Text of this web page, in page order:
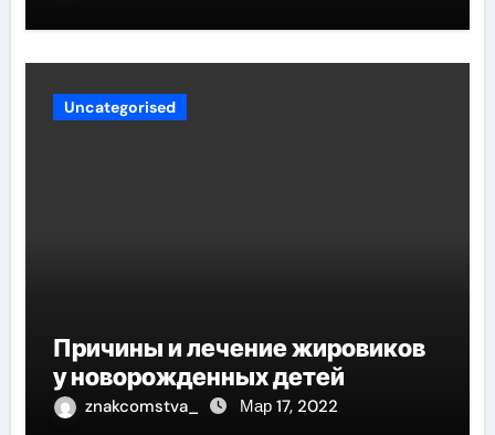
Uncategorised
Причины и лечение жировиков
у новорожденных детей
znakcomstva_ Мар 17, 2022